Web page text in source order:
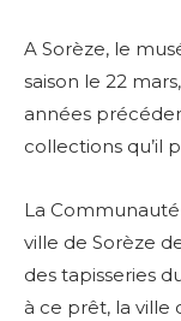
A Sorèze, le
saison le 22
années
collections qu’il
La Communauté
ville de Sorèze
des tapisseries
à ce prêt, la ville